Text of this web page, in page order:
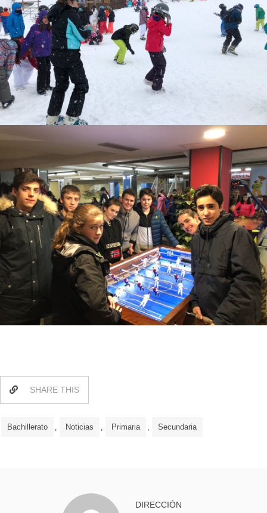
SHARE THIS
Bachillerato , Noticias , Primaria , Secundaria
DIRECCIÓN